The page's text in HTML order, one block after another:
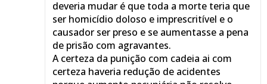
deveria mudar é que toda a morte teria que
ser homicídio doloso e imprescritível e o
causador ser preso e se aumentasse a pena
de prisão com agravantes.
A certeza da punição com cadeia ai com
certeza haveria redução de acidentes